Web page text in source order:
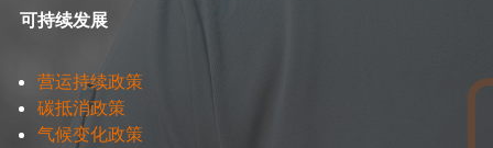
可持续发展
营运持续政策
碳抵消政策
气候变化政策